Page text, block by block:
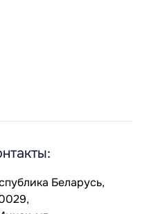
Беларусь,